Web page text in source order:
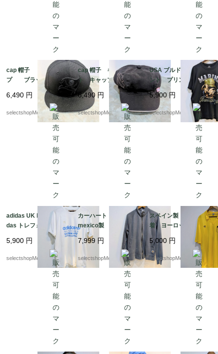
cap 帽子 キャッ
プ ブラック NEW
ERA ニューエラ 58,7
cm 7-3/8 NFL ニュー
エラ スカル 海賊
6,490 円
selectshopMerci.
cap 帽子 キャスケッ
ト キャップ ピン
ク ブラック バイカ
ースタイル ラインス
トーン Harley-David
son マジックテープ l
6,490 円
selectshopMerci.
USA ブルドッグ フロ
ント プリントデザイ
ン XLサイズ ブラッ
ク Tシャツ ROTHC
O MARINE BULDOG
5,900 円
selectshopMerci.
adidas UK limited Adi
das トレフォイル
ホワイト アディダ
ス Lサイズ コット
ン adidas 白 Tシャ
ツ インドネシア製
5,900 円
selectshopMerci.
カーハート carhart
mexico製 グレー ペ
イント Мサイズ ジ
ップタイプ スウェッ
ト ジップパーカー
メキシコ
7,999 円
selectshopMerci.
スペイン製 ユーロ古
着 ヨーロッパ古着
Adidas ヨーロッパ製
adidas （アディダス）
ナイロン ストライ
プ mens M-Lサイズ
5,000 円
selectshopMerci.